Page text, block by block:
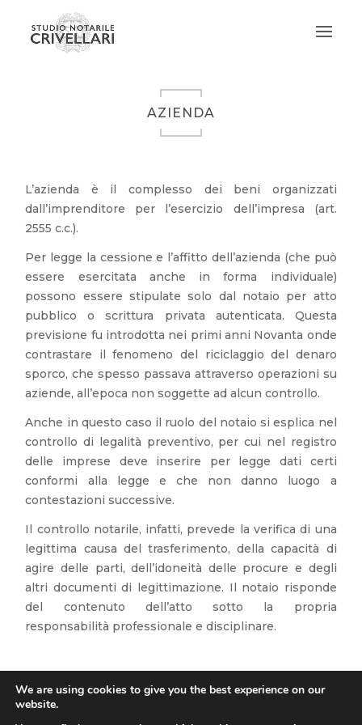
AZIENDA
L’azienda è il complesso dei beni organizzati
dall’imprenditore per l’esercizio dell’impresa (art.
2555 c.c.).
Per legge la cessione e l’affitto dell’azienda (che può
essere esercitata anche in forma individuale)
possono essere stipulate solo dal notaio per atto
pubblico o scrittura privata autenticata. Questa
previsione fu introdotta nei primi anni Novanta onde
contrastare il fenomeno del riciclaggio del denaro
sporco, che spesso passava attraverso operazioni su
aziende, all’epoca non soggette ad alcun controllo.
Anche in questo caso il ruolo del notaio si esplica nel
controllo di legalità preventivo, per cui nel registro
delle imprese deve inserire per legge dati certi
conformi alla legge e che non danno luogo a
contestazioni successive.
Il controllo notarile, infatti, prevede la verifica di una
legittima causa del trasferimento, della capacità di
agire delle parti, dell’idoneità delle procure e degli
altri documenti di legittimazione. Il notaio risponde
del contenuto dell’atto sotto la propria
responsabilità professionale e disciplinare.
We are using cookies to give you the best experience on our
website.